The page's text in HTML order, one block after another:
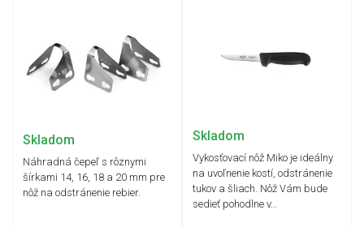
Skladom
Náhradná čepeľ s rôznymi
šírkami 14, 16, 18 a 20 mm pre
nôž na odstránenie rebier.
Skladom
Vykosťovací nôž Miko je ideálny
na uvoľnenie kostí, odstránenie
tukov a šliach. Nôž Vám bude
sedieť pohodlne v…